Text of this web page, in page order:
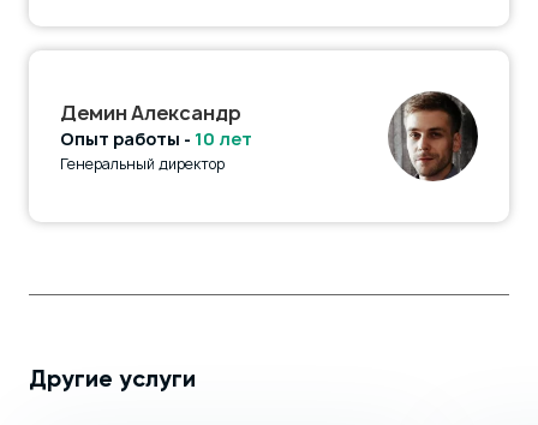
Демин Александр
Опыт работы - 10 лет
Генеральный директор
Другие услуги